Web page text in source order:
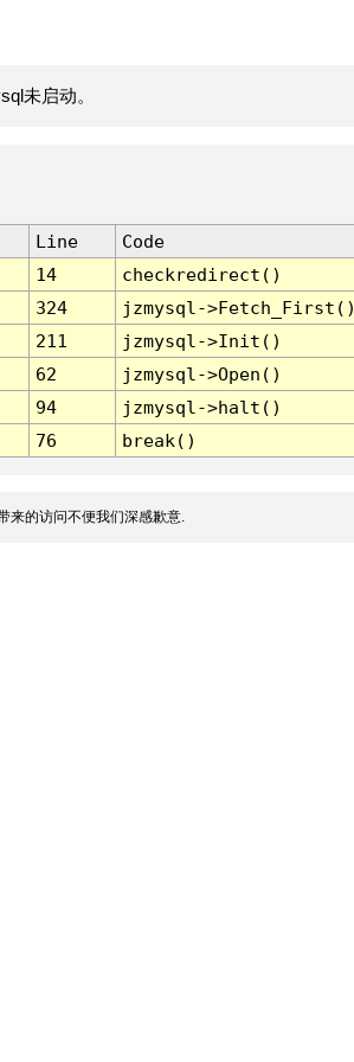
未启动。
Line
Code
14
checkredirect()
324
jzmysql-
211
jzmysql->Init()
62
jzmysql->Open()
94
jzmysql->halt()
76 break()
来的访问不便我们深感歉意.